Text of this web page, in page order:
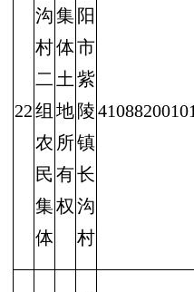
22
沟
村
二
组
农
民
集
体
集
体
土
地
所
有
权
阳
市
紫
陵
镇
长
沟
村